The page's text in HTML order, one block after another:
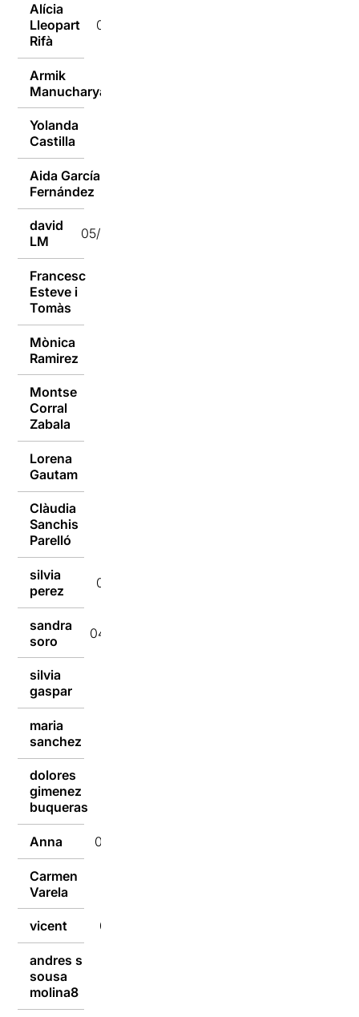
Alícia
Lleopart
Rifà
05/10/2015
Armik
Manucharyan
Yolanda
Castilla
Aida García
Fernández
david
LM
05/10/2015
Francesc
Esteve i
Tomàs
Mònica
Ramirez
Montse
Corral
Zabala
Lorena
Gautam
Clàudia
Sanchis
Parelló
silvia
perez
04/10/2015
sandra
soro
04/10/2015
silvia
gaspar
maria
sanchez
dolores
gimenez
buqueras
Anna 04/10/2015
Carmen
Varela
vicent 04/10/2015
andres s
sousa
molina8